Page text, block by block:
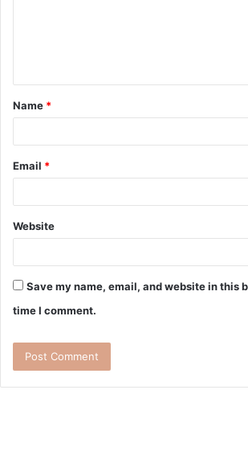
Name *
Email *
Website
Save my name, email, and website in this
time I comment.